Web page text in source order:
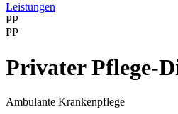
Leistungen
PP
PP
Privater Pflege-
Ambulante Krankenpflege